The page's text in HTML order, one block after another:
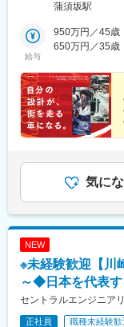
蒲須坂駅
給与
950万円／45歳
650万円／35歳
気に
NEW
※未経験歓迎【川
～◆日本を代表
セントラルエンジニア
正社員 職種未経験歓